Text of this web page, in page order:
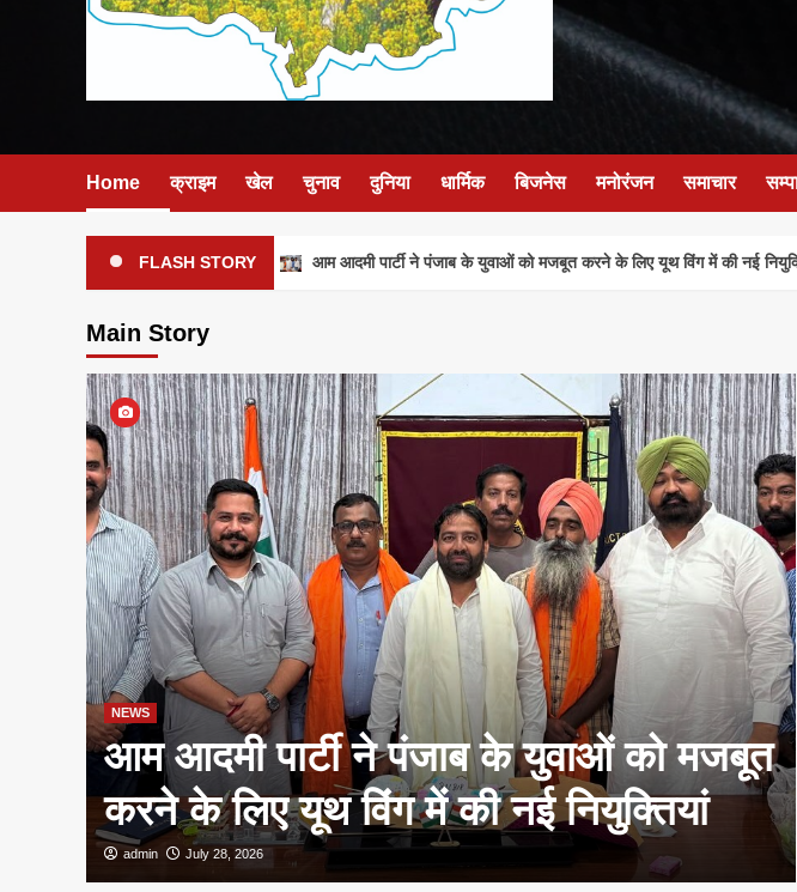
Home क्राइम खेल चुनाव दुनिया धार्मिक बिजनेस मनोरंजन समाचार
FLASH STORY आम आदमी पार्टी ने पंजाब के युवाओं को मजबूत करने के लिए यूथ विंग में की नई
Main Story
NEWS
आम आदमी पार्टी ने पंजाब के युवाओं को मजबूत
करने के लिए यूथ विंग में की नई नियुक्तियां
admin July 28, 2026